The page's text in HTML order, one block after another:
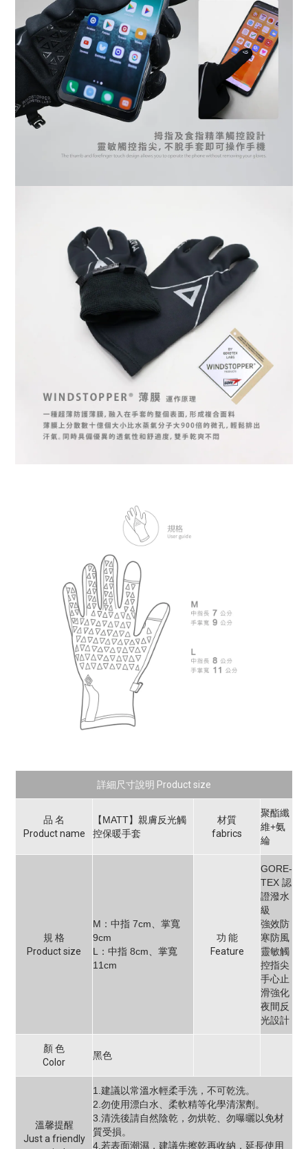
詳細尺寸說明 Product size
品 名
Product name
【MATT】親膚反光觸
控保暖手套
材質
fabrics
聚酯纖
維+氨
綸
規 格
Product size
M：中指 7cm、掌寬
9cm
L：中指 8cm、掌寬
11cm
功 能
Feature
GORE-
TEX 認
證潑水
級
強效防
寒防風
靈敏觸
控指尖
手心止
滑強化
夜間反
光設計
顏 色
Color
黑色
溫馨提醒
Just a friendly
1.建議以常溫水輕柔手洗，不可乾洗。
2.勿使用漂白水、柔軟精等化學清潔劑。
3.清洗後請自然陰乾，勿烘乾、勿曝曬以免材
質受損。
4.若表面潮濕，建議先擦乾再收納，延長使用